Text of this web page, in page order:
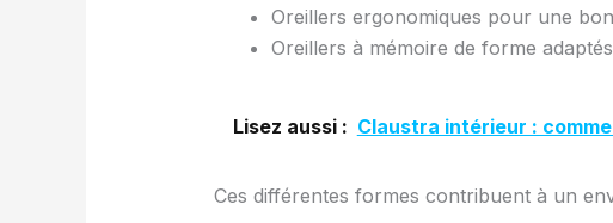
Oreillers ergonomiques pour une
Oreillers à mémoire de forme
Lisez aussi : Claustra intérieur :
Ces différentes formes contribuent à un